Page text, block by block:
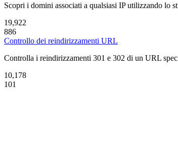
Scopri i domini associati a qualsiasi IP utilizzando lo
19,922
886
Controllo dei reindirizzamenti URL
Controlla i reindirizzamenti 301 e 302 di un URL
10,178
101